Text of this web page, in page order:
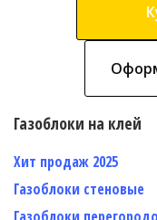
Газоблоки на клей
Хит продаж 2025
Газоблоки стеновые